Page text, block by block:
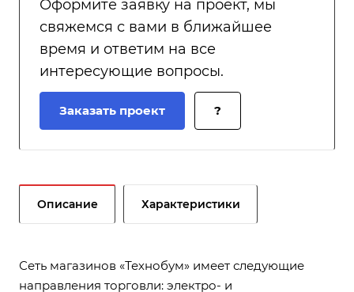
Оформите заявку на проект, мы
свяжемся с вами в ближайшее
время и ответим на все
интересующие вопросы.
Заказать проект ?
Описание Характеристики
Сеть магазинов «Технобум» имеет следующие
направления торговли: электро- и